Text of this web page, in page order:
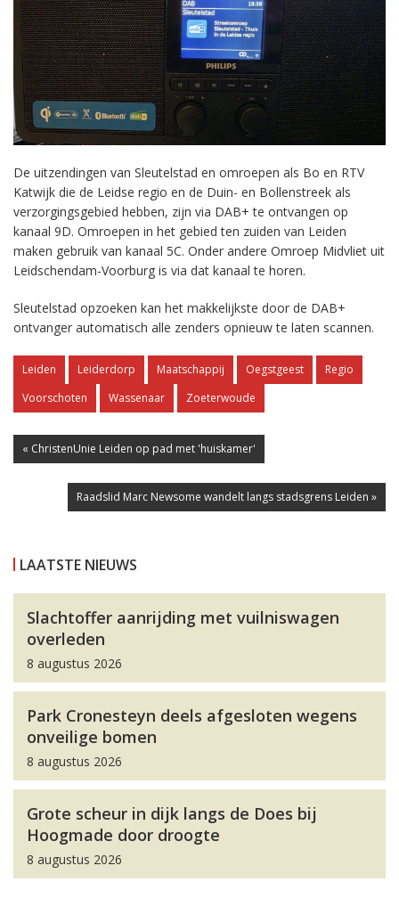
De uitzendingen van Sleutelstad en omroepen als Bo en RTV
Katwijk die de Leidse regio en de Duin- en Bollenstreek als
verzorgingsgebied hebben, zijn via DAB+ te ontvangen op
kanaal 9D. Omroepen in het gebied ten zuiden van Leiden
maken gebruik van kanaal 5C. Onder andere Omroep Midvliet uit
Leidschendam-Voorburg is via dat kanaal te horen.
Sleutelstad opzoeken kan het makkelijkste door de DAB+
ontvanger automatisch alle zenders opnieuw te laten scannen.
Leiden Leiderdorp Maatschappij Oegstgeest
Regio
Voorschoten
Wassenaar Zoeterwoude
« ChristenUnie Leiden op pad met 'huiskamer'
Raadslid Marc Newsome wandelt langs stadsgrens Leiden »
LAATSTE NIEUWS
Slachtoffer aanrijding met vuilniswagen
overleden
8 augustus 2026
Park Cronesteyn deels afgesloten wegens
onveilige bomen
8 augustus 2026
Grote scheur in dijk langs de Does bij
Hoogmade door droogte
8 augustus 2026